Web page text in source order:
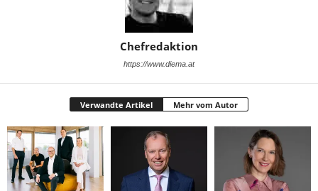
Chefredaktion
https://www.diema.at
Verwandte Artikel Mehr vom Autor